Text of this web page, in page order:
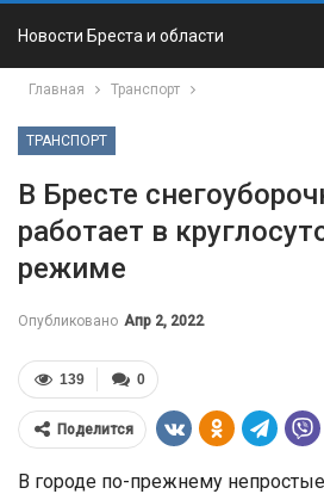
Новости Бреста и области
Главная Транспорт
ТРАНСПОРТ
В Бресте
работает в
режиме
Опубликовано Апр 2, 2022
0
139
Поделится
В городе по-прежнему